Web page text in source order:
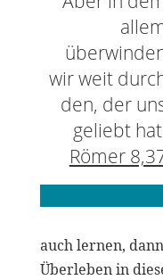
wir weit
den, der
geliebt
Römer
auch lernen,
Überleben in